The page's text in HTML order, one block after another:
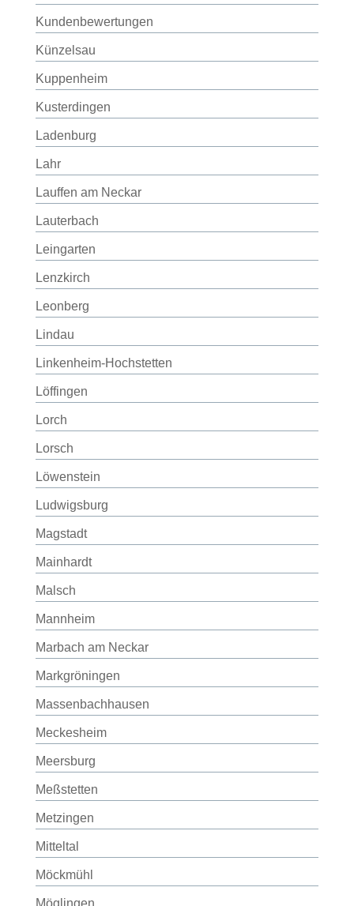
Kundenbewertungen
Künzelsau
Kuppenheim
Kusterdingen
Ladenburg
Lahr
Lauffen am Neckar
Lauterbach
Leingarten
Lenzkirch
Leonberg
Lindau
Linkenheim-Hochstetten
Löffingen
Lorch
Lorsch
Löwenstein
Ludwigsburg
Magstadt
Mainhardt
Malsch
Mannheim
Marbach am Neckar
Markgröningen
Massenbachhausen
Meckesheim
Meersburg
Meßstetten
Metzingen
Mitteltal
Möckmühl
Möglingen